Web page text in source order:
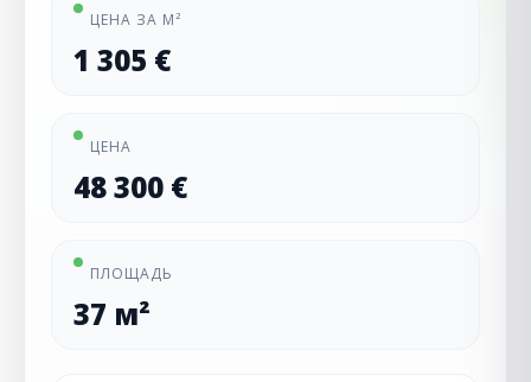
ЦЕНА ЗА М²
1 305 €
ЦЕНА
48 300 €
ПЛОЩАДЬ
37 м²